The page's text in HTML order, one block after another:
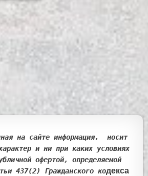
на сайте информация, носит
и ни при каких условиях
офертой, определяемой
437(2) Гражданского кодекса